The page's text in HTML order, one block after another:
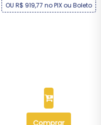
OU R$ 919,77 no PIX ou Boleto